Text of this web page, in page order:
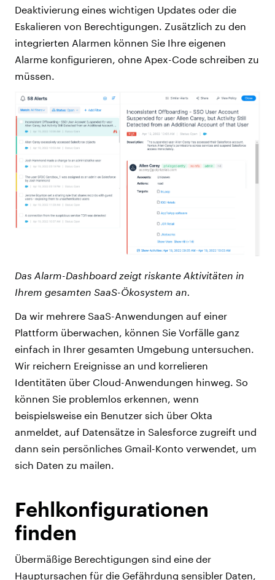
Deaktivierung eines wichtigen Updates oder die
Eskalieren von Berechtigungen. Zusätzlich zu den
integrierten Alarmen können Sie Ihre eigenen
Alarme konfigurieren, ohne Apex-Code schreiben zu
müssen.
Das Alarm-Dashboard zeigt riskante Aktivitäten in
Ihrem gesamten SaaS-Ökosystem an.
Da wir mehrere SaaS-Anwendungen auf einer
Plattform überwachen, können Sie Vorfälle ganz
einfach in Ihrer gesamten Umgebung untersuchen.
Wir reichern Ereignisse an und korrelieren
Identitäten über Cloud-Anwendungen hinweg. So
können Sie problemlos erkennen, wenn
beispielsweise ein Benutzer sich über Okta
anmeldet, auf Datensätze in Salesforce zugreift und
dann sein persönliches Gmail-Konto verwendet, um
sich Daten zu mailen.
Fehlkonfigurationen
finden
Übermäßige Berechtigungen sind eine der
Hauptursachen für die Gefährdung sensibler Daten,